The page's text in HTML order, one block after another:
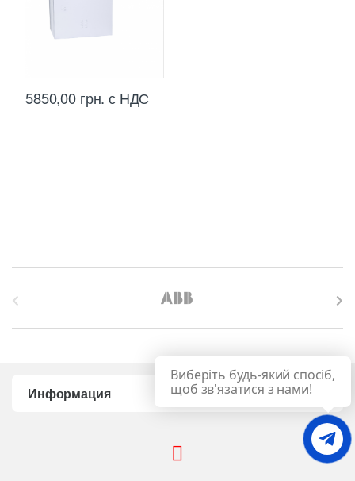
5850,00 грн. с НДС
Информация
Виберіть будь-який спосіб,
щоб зв'язатися з нами!